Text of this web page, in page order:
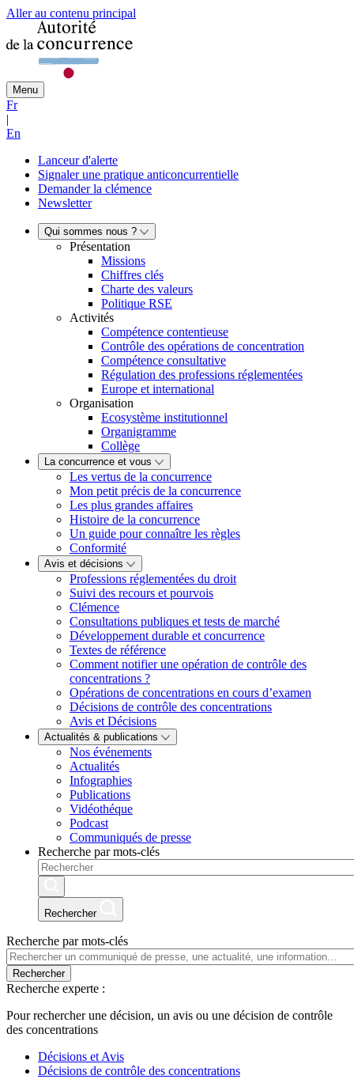
Aller au contenu principal
Menu
Fr
|
En
Lanceur d'alerte
Signaler une pratique anticoncurrentielle
Demander la clémence
Newsletter
Qui sommes nous ?
Présentation
Missions
Chiffres clés
Charte des valeurs
Politique RSE
Activités
Compétence contentieuse
Contrôle des opérations de concentration
Compétence consultative
Régulation des professions réglementées
Europe et international
Organisation
Ecosystème institutionnel
Organigramme
Collège
La concurrence et vous
Les vertus de la concurrence
Mon petit précis de la concurrence
Les plus grandes affaires
Histoire de la concurrence
Un guide pour connaître les règles
Conformité
Avis et décisions
Professions réglementées du droit
Suivi des recours et pourvois
Clémence
Consultations publiques et tests de marché
Développement durable et concurrence
Textes de référence
Comment notifier une opération de contrôle des
concentrations ?
Opérations de concentrations en cours d’examen
Décisions de contrôle des concentrations
Avis et Décisions
Actualités & publications
Nos événements
Actualités
Infographies
Publications
Vidéothéque
Podcast
Communiqués de presse
Recherche par mots-clés
Rechercher
Recherche par mots-clés
Rechercher
Recherche experte :
Pour rechercher une décision, un avis ou une décision de contrôle
des concentrations
Décisions et Avis
Décisions de contrôle des concentrations